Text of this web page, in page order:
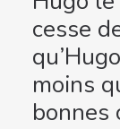
cesse
moins
bonnes